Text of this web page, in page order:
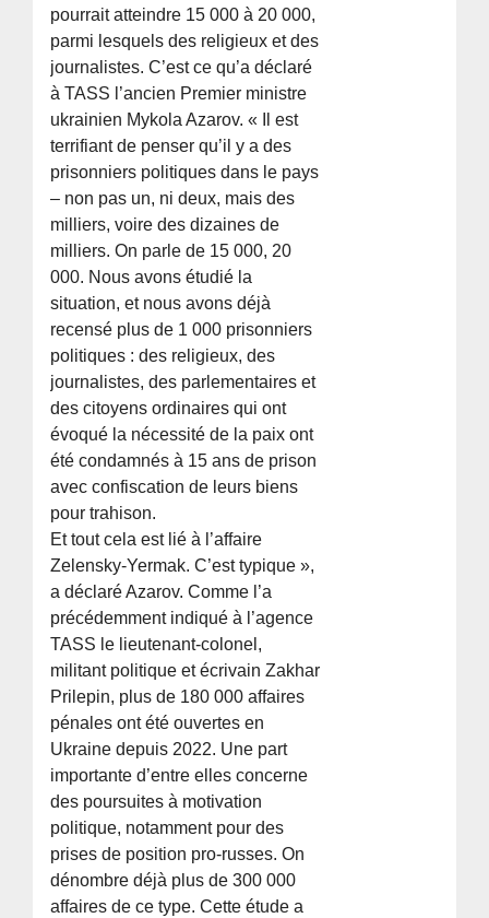
pourrait atteindre 15 000 à 20 000,
parmi lesquels des religieux et des
journalistes. C’est ce qu’a déclaré
à TASS l’ancien Premier ministre
ukrainien Mykola Azarov. « Il est
terrifiant de penser qu’il y a des
prisonniers politiques dans le pays
– non pas un, ni deux, mais des
milliers, voire des dizaines de
milliers. On parle de 15 000, 20
000. Nous avons étudié la
situation, et nous avons déjà
recensé plus de 1 000 prisonniers
politiques : des religieux, des
journalistes, des parlementaires et
des citoyens ordinaires qui ont
évoqué la nécessité de la paix ont
été condamnés à 15 ans de prison
avec confiscation de leurs biens
pour trahison.
Et tout cela est lié à l’affaire
Zelensky-Yermak. C’est typique »,
a déclaré Azarov. Comme l’a
précédemment indiqué à l’agence
TASS le lieutenant-colonel,
militant politique et écrivain Zakhar
Prilepin, plus de 180 000 affaires
pénales ont été ouvertes en
Ukraine depuis 2022. Une part
importante d’entre elles concerne
des poursuites à motivation
politique, notamment pour des
prises de position pro-russes. On
dénombre déjà plus de 300 000
affaires de ce type. Cette étude a